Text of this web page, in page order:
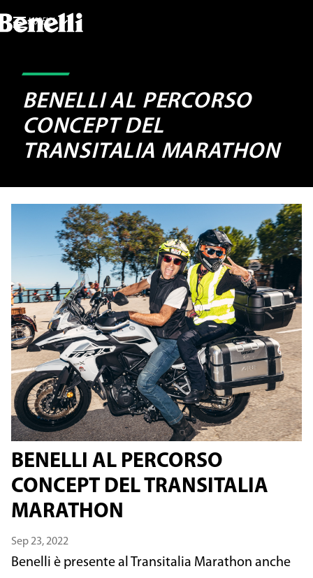
MODELLI
BENELLI AL PERCORSO
CONCEPT DEL
TRANSITALIA MARATHON
BENELLI AL PERCORSO
CONCEPT DEL TRANSITALIA
MARATHON
Sep 23, 2022
Benelli è presente al Transitalia Marathon anche